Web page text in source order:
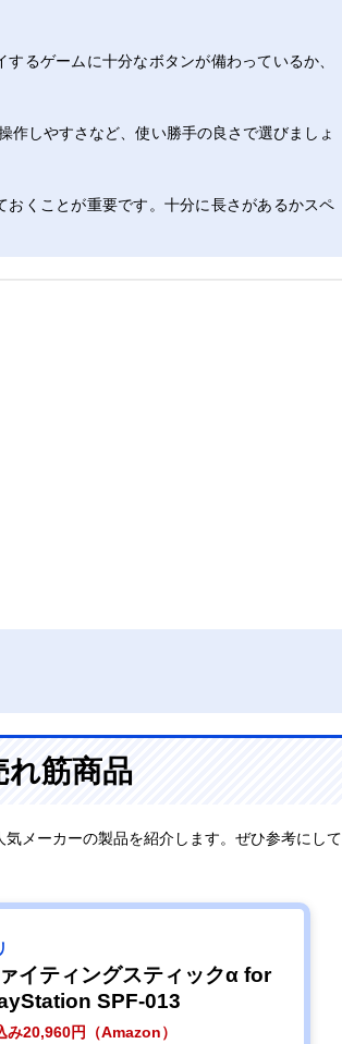
るゲームに十分なボタンが備わっているか、
作しやすさなど、使い勝手の良さで選びましょ
くことが重要です。十分に長さがあるかスペ
れ筋商品
メーカーの製品を紹介します。ぜひ参考にして
イティングスティックα for
SPF-013
み20,960円（Amazon）